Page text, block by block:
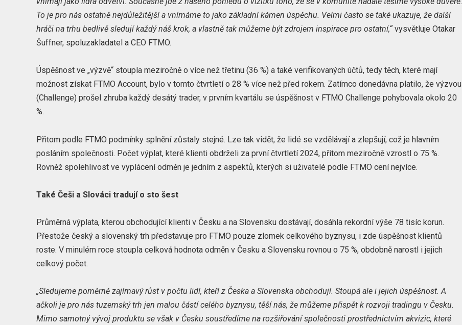
To je pro nás ostatně nejdůležitější a vnímáme to jako základní kámen úspěchu. Velmi často se také ukazuje, že další
hráči na trhu bedlivě sledují každý náš krok, a vlastně tak můžeme být zdrojem inspirace pro ostatní,“ vysvětluje Otakar
Šuffner, spoluzakladatel a CEO FTMO.
Úspěšnost ve „výzvě“ stoupla meziročně o více než třetinu (36 %) a také verifikovaných účtů, tedy těch, které mají
možnost získat FTMO Account, bylo v tomto čtvrtletí o 28 % více než před rokem. Zatímco donedávna platilo, že výzvou
(Challenge) prošel zhruba každý desátý trader, v prvním kvartálu se úspěšnost v FTMO Challenge pohybovala okolo 20
%.
Přitom podle FTMO podmínky splnění zůstaly stejné. Lze tak vidět, že lidé se vzdělávají a zlepšují, což je hlavním
posláním společnosti. Počet výplat, které klienti obdrželi za první čtvrtletí 2024, přitom meziročně vzrostl o 75 %.
Rovněž spolehlivost ve vyplácení odměn je jedním z aspektů, kterých si uživatelé podle FTMO cení nejvíce.
Také Češi a Slováci tradují o sto šest
Průměrná výplata, kterou obchodující klienti v Česku a na Slovensku dostávají, dosáhla rekordní výše 78 tisíc korun.
Přestože český a slovenský trh představuje pro FTMO pouze zlomek celkového byznysu, i zde úspěšnost klientů
roste. V minulém roce stoupla celková hodnota odměn v Česku a Slovensku rovnou o 75 %, obdobně narostl i jejich
celkový počet.
„Sledujeme poměrně zajímavý růst v počtu lidí, kteří z Česka a Slovenska obchodují. Stoupá ale i jejich úspěšnost. A
ačkoli je pro nás tuzemský trh jen malou částí celého byznysu, těší nás, že můžeme přispět k rozvoji tradingu v Česku.
Mimo samotný vývoj produktu se však v Česku soustředíme na rozšiřování společnosti prostřednictvím akvizic, které